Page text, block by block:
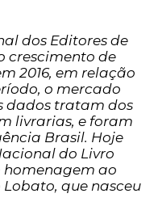
dos Editores de
crescimento de
2016, em relação
o mercado
dados tratam dos
livrarias, e foram
Brasil. Hoje
do Livro
ao
que nasceu